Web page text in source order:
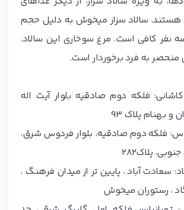
سالاد سزار میخوش به دلیل حجم
سه نفر کافی است. مرغ سوخاری این سالاد،
منحصر به فرد برخوردار است.
فلکه دوم صادقیه بلوار آیت اله
بهنام پلاک 93
فلکه دوم صادقیه، بلوار فردوس شرق،
پلاک282
سعادت آباد ، پایین تر از میدان فرهنگ ،
، رستوران میخوش